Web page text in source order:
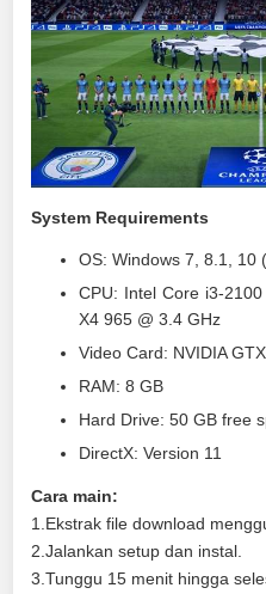
System Requirements
OS: Windows 7, 8.1, 10
CPU: Intel Core i3-2100
X4 965 @ 3.4 GHz
Video Card: NVIDIA
RAM: 8 GB
Hard Drive: 50 GB free
DirectX: Version 11
Cara main:
1.Ekstrak file download
2.Jalankan setup dan instal.
3.Tunggu 15 menit hingga